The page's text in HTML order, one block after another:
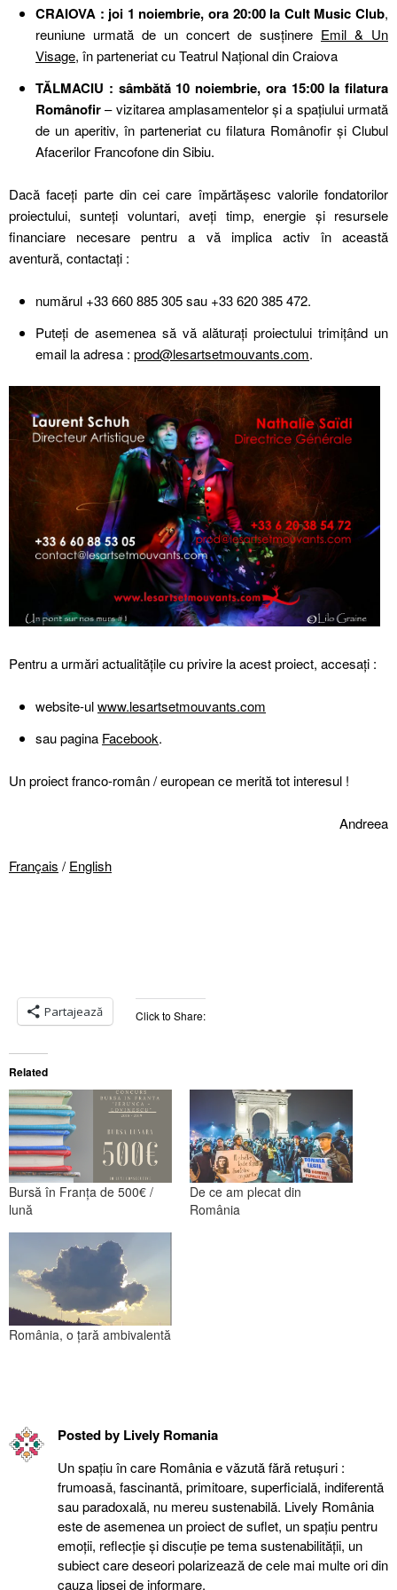
CRAIOVA : joi 1 noiembrie, ora 20:00 la Cult Music Club,
reuniune urmată de un concert de susținere Emil & Un
Visage, în parteneriat cu Teatrul Național din Craiova
TĂLMACIU : sâmbătă 10 noiembrie, ora 15:00 la filatura
Românofir– vizitarea amplasamentelor și a spațiului urmată
de un aperitiv, în parteneriat cu filatura Românofir și Clubul
Afacerilor Francofone din Sibiu.
Dacă faceți parte din cei care împărtășesc valorile fondatorilor
proiectului, sunteți voluntari, aveți timp, energie și resursele
financiare necesare pentru a văimplica activ în această
aventură, contactați :
numărul +33 660 885 305 sau +33 620 385 472.
Puteți de asemenea să vă alăturați proiectului trimițând un
email la adresa : prod@lesartsetmouvants.com.
Pentru a urmări actualitățile cu privire la acest proiect, accesați :
website-ulwww.lesartsetmouvants.com
sau pagina Facebook.
Un proiect franco-român / european ce merită tot interesul !
Andreea
Français /English
Click to Share:
Partajează
Related
Bursă în Franța de 500€ /
lună
De ce am plecat din
România
România, o țară ambivalentă
Posted by Lively Romania
Un spațiu în care România e văzută fără retuşuri :
frumoasǎ, fascinantǎ, primitoare, superficialǎ, indiferentǎ
sau paradoxalǎ, nu mereu sustenabilǎ. Lively România
este de asemenea un proiect de suflet, un spațiu pentru
emoții, reflecție şi discuție pe tema sustenabilității, un
subiect care deseori polarizează de cele mai multe ori din
cauza lipsei de informare.